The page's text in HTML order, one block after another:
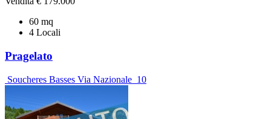
60 mq
4 Locali
Pragelato
Soucheres Basses Via Nazionale 10